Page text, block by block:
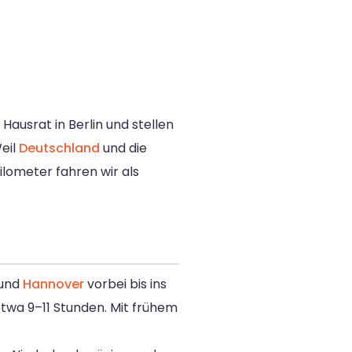
in Berlin und stellen
Deutschland und die
fahren wir als
Hannovervorbei bis ins
9–11 Stunden. Mit frühem